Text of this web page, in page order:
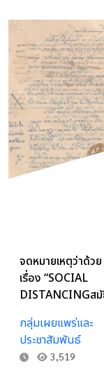
จดหมายเหตุว่าด้วย
เรื่อง “SOCIAL
DISTANCINGส
กลุ่มเผยแพร่และ
ประชาสัมพันธ์
3,519